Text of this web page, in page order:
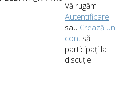
Vă rugăm
Autentificare
sau Crează un
cont să
participaţi la
discuţie.